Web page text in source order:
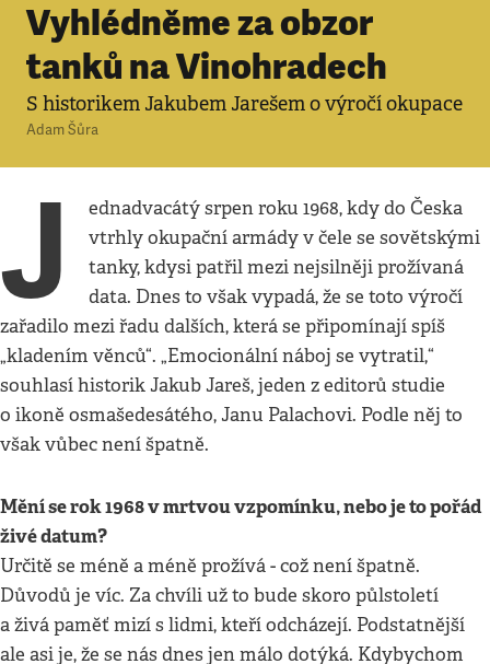
Vyhlédněme za obzor
tanků na Vinohradech
S historikem Jakubem Jarešem o výročí okupace
Adam Šůra
J
ednadvacátý srpen roku 1968, kdy do Česka
vtrhly okupační armády v čele se sovětskými
tanky, kdysi patřil mezi nejsilněji prožívaná
data. Dnes to však vypadá, že se toto výročí
zařadilo mezi řadu dalších, která se připomínají spíš
„kladením věnců“. „Emocionální náboj se vytratil,“
souhlasí historik Jakub Jareš, jeden z editorů studie
o ikoně osmašedesátého, Janu Palachovi. Podle něj to
však vůbec není špatně.
Mění se rok 1968 v mrtvou vzpomínku, nebo je to pořád
živé datum?
Určitě se méně a méně prožívá - což není špatně.
Důvodů je víc. Za chvíli už to bude skoro půlstoletí
a živá paměť mizí s lidmi, kteří odcházejí. Podstatnější
ale asi je, že se nás dnes jen málo dotýká. Kdybychom